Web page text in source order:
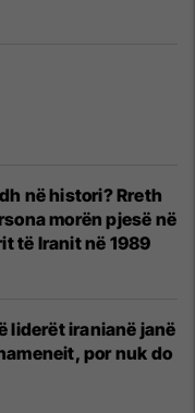
në histori? Rreth
morën pjesë në
të Iranit në 1989
liderët iranianë janë
por nuk do